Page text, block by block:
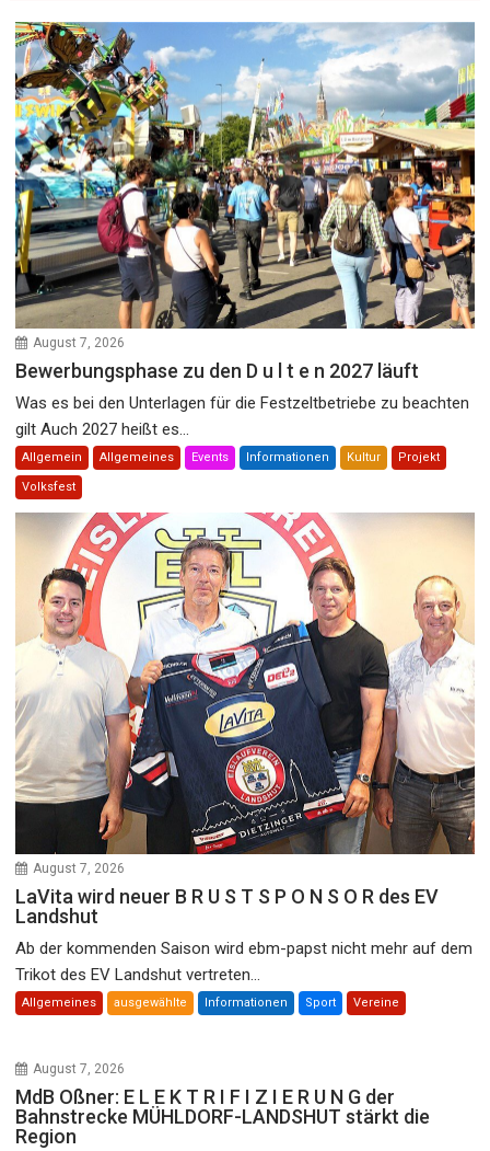
August 7, 2026
Bewerbungsphase zu den D u l t e n 2027 läuft
Was es bei den Unterlagen für die Festzeltbetriebe zu beachten
gilt Auch 2027 heißt es...
Allgemein Allgemeines Events Informationen Kultur Projekt
Volksfest
August 7, 2026
LaVita wird neuer B R U S T S P O N S O R des EV
Landshut
Ab der kommenden Saison wird ebm-papst nicht mehr auf dem
Trikot des EV Landshut vertreten...
Allgemeines ausgewählte Informationen Sport Vereine
August 7, 2026
MdB Oßner: E L E K T R I F I Z I E R U N G der
Bahnstrecke MÜHLDORF-LANDSHUT stärkt die
Region